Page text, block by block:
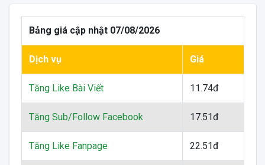
Bảng giá cập nhật 07/08/2026
Dịch vụ Giá
Tăng Like Bài Viết 11.74đ
Tăng Sub/Follow Facebook 17.51đ
Tăng Like Fanpage 22.51đ